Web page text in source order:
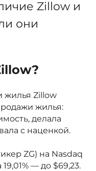
Zillow и
они
жилья Zillow
жилья:
делала
с наценкой.
ZG) на Nasdaq
— до $69,23.